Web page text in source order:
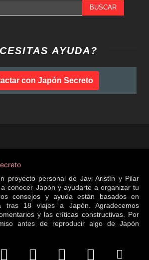
BUSCAR
AYUDA?
con Japón Secreto
proyecto personal de Javi Aristín y Pilar
conocer Japón y ayudarte a organizar tu
consejos y ayuda están basados en
tras 18 viajes a Japón. Agradecemos
y las críticas constructivas. Por
antes de reproducir algo de Japón